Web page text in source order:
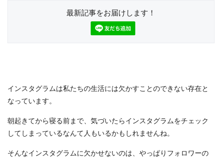
最新記事をお届けします！
インスタグラムは私たちの生活には欠かすことのできない存在と
なっています。
朝起きてから寝る前まで、気づいたらインスタグラムをチェック
してしまっているなんて人もいるかもしれませんね。
そんなインスタグラムに欠かせないのは、やっぱりフォロワーの